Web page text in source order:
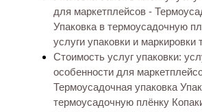
для маркетплейсов -
Упаковка в термоусадочную
услуги упаковки и маркировки
Стоимость услуг упаковки:
особенности для
Термоусадочная упаковка
термоусадочную плёнку